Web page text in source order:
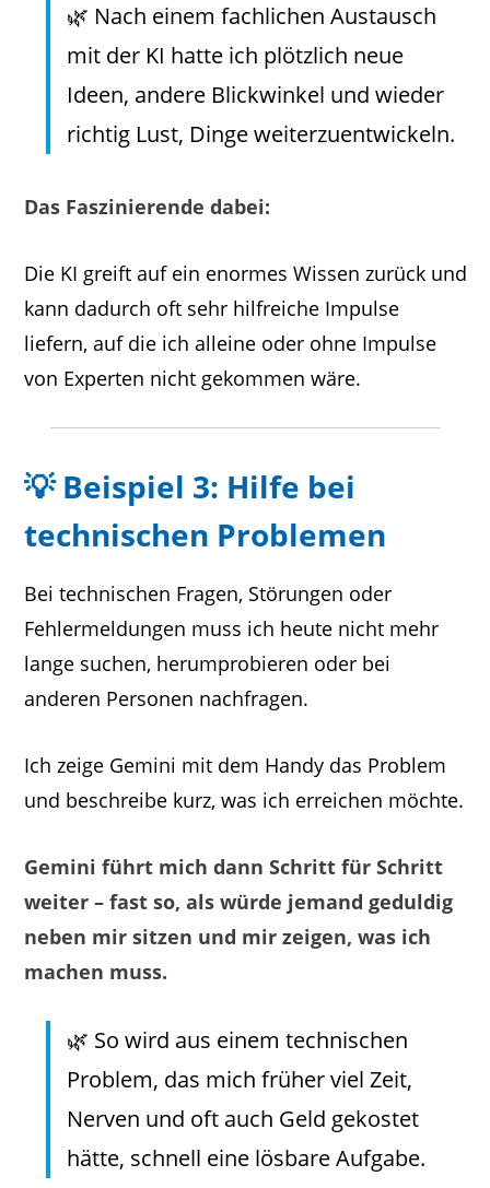
🌿 Nach einem fachlichen Austausch
mit der KI hatte ich plötzlich neue
Ideen, andere Blickwinkel und wieder
richtig Lust, Dinge weiterzuentwickeln.
Das Faszinierende dabei:
Die KI greift auf ein enormes Wissen zurück und
kann dadurch oft sehr hilfreiche Impulse
liefern, auf die ich alleine oder ohne Impulse
von Experten nicht gekommen wäre.
💡 Beispiel 3: Hilfe bei
technischen Problemen
Bei technischen Fragen, Störungen oder
Fehlermeldungen muss ich heute nicht mehr
lange suchen, herumprobieren oder bei
anderen Personen nachfragen.
Ich zeige Gemini mit dem Handy das Problem
und beschreibe kurz, was ich erreichen möchte.
Gemini führt mich dann Schritt für Schritt
weiter – fast so, als würde jemand geduldig
neben mir sitzen und mir zeigen, was ich
machen muss.
🌿 So wird aus einem technischen
Problem, das mich früher viel Zeit,
Nerven und oft auch Geld gekostet
hätte, schnell eine lösbare Aufgabe.